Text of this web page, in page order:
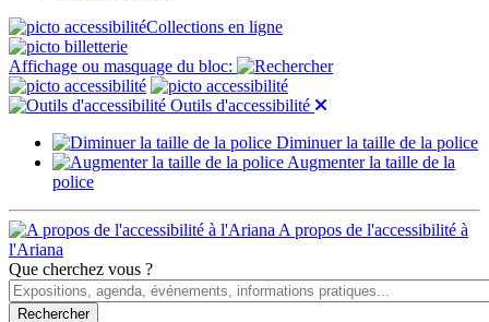
Collections en ligne
Affichage ou masquage du bloc:
Outils d'accessibilité
Diminuer la taille de la police
Augmenter la taille de la
police
A propos de l'accessibilité à
l'Ariana
Que cherchez vous ?